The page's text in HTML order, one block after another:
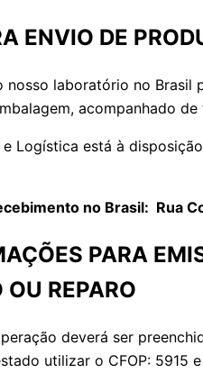
ENVIO DE
laboratório no
acompanhado
Logística está à
no Brasil: Rua
PARA
REPARO
deverá ser
utilizar o CFOP: 5915